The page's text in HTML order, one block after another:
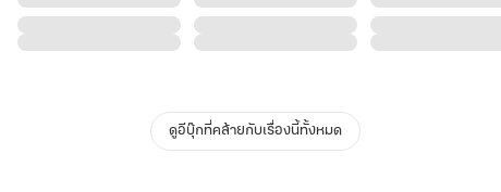
ดูอีบุ๊กที่คล้ายกับเรื่องนี้ทั้งหมด